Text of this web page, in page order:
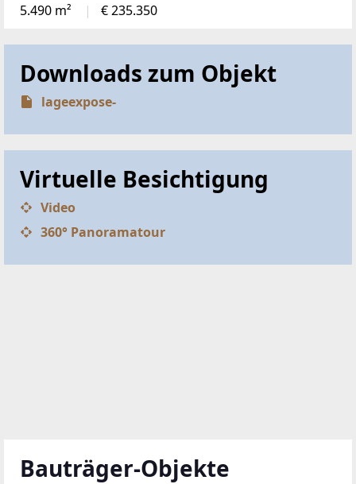
5.490 m²
€ 235.350
Downloads zum Objekt
lageexpose-
Virtuelle Besichtigung
Video
360° Panoramatour
Bauträger-Objekte